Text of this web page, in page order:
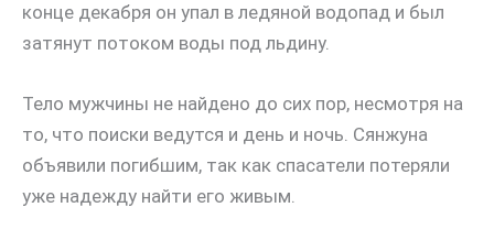
конце декабря он упал в ледяной водопад и был
затянут потоком воды под льдину.
Тело мужчины не найдено до сих пор, несмотря на
то, что поиски ведутся и день и ночь. Сянжуна
объявили погибшим, так как спасатели потеряли
уже надежду найти его живым.